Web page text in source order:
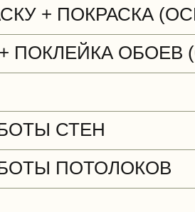
+ ПОКРАСКА
ПОКЛЕЙКА ОБОЕВ
СТЕН
ПОТОЛОКОВ